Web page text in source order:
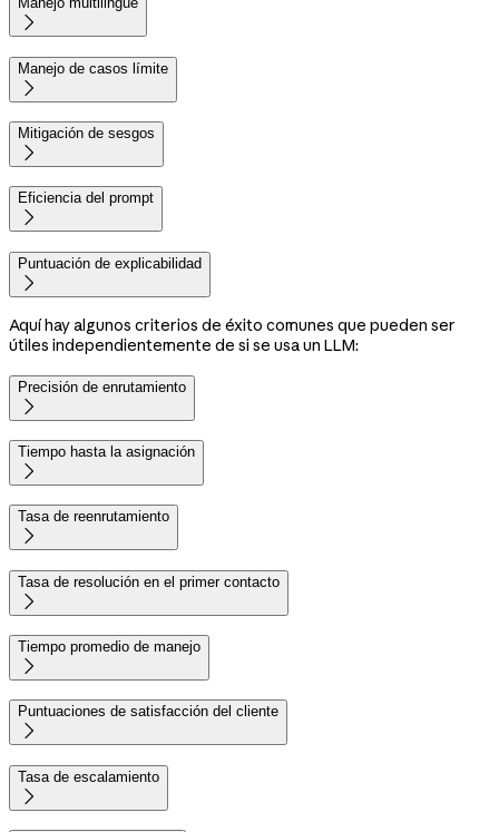

Manejo de casos límite

Mitigación de sesgos

Eficiencia del prompt

Puntuación de explicabilidad

Aquí hay algunos criterios de éxito comunes que pueden ser
útiles independientemente de si se usa un LLM:
Precisión de enrutamiento

Tiempo hasta la asignación

Tasa de reenrutamiento

Tasa de resolución en el primer contacto

Tiempo promedio de manejo

Puntuaciones de satisfacción del cliente

Tasa de escalamiento
